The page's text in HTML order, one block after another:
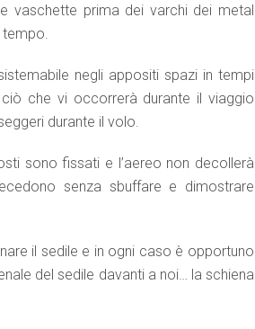
vaschette prima dei varchi dei metal
tempo.
negli appositi spazi in tempi
che vi occorrerà durante il viaggio
durante il volo.
sono fissati e l’aereo non decollerà
senza sbuffare e dimostrare
il sedile e in ogni caso è opportuno
del sedile davanti a noi… la schiena